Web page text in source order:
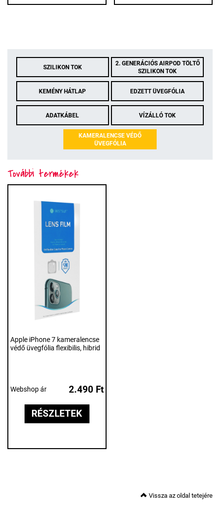
SZILIKON TOK
2. GENERÁCIÓS AIRPOD TÖLTŐ
SZILIKON TOK
KEMÉNY HÁTLAP EDZETT ÜVEGFÓLIA
ADATKÁBEL VÍZÁLLÓ TOK
KAMERALENCSE VÉDŐ
ÜVEGFÓLIA
További termékek
Apple iPhone 7 kameralencse
védő üvegfólia flexibilis, hibrid
Webshop ár 2.490 Ft
RÉSZLETEK
Vissza az oldal tetejére